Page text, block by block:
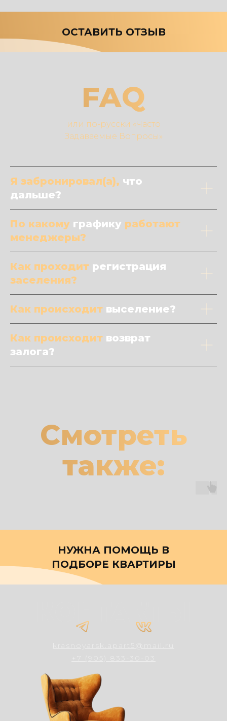
ОСТАВИТЬ ОТЗЫВ
FAQ
или по-русски «Часто
Задаваемые Вопросы»
Я забронировал(а), что
дальше?
По какому графику работают
менеджеры?
Как проходит регистрация
заселения?
Как происходит выселение?
Как происходит возврат
залога?
Смотреть
также:
НУЖНА ПОМОЩЬ В
ПОДБОРЕ КВАРТИРЫ